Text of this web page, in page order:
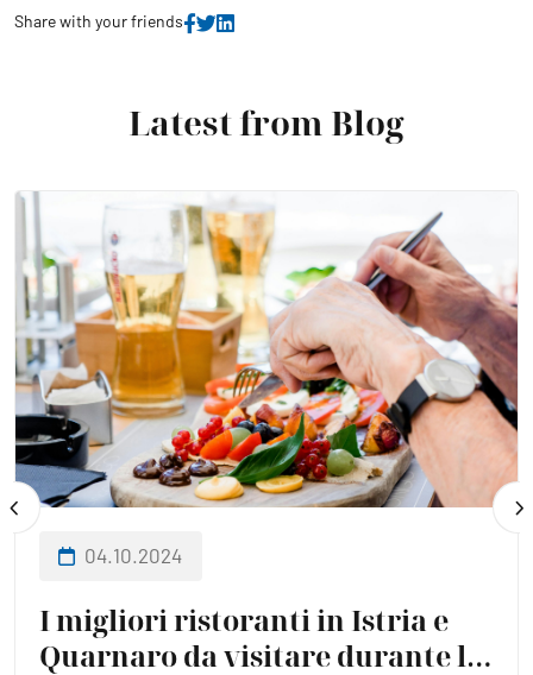
Share with your friends
Latest from Blog
04.10.2024
I migliori ristoranti in Istria e
Quarnaro da visitare durante la